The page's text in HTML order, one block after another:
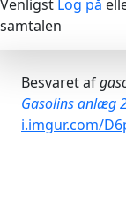
Venligst Log på
samtalen
Besvaret af
Gasolins anlæg
i.imgur.com/